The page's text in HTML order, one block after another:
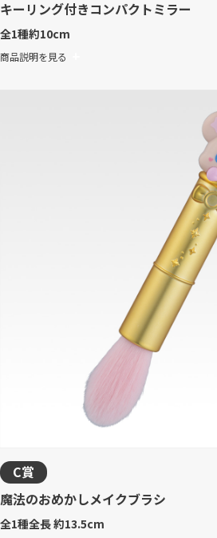
キーリング付きコンパクトミラー
全1種約10cm
商品説明を見る
C賞
魔法のおめかしメイクブラシ
全1種全長 約13.5cm